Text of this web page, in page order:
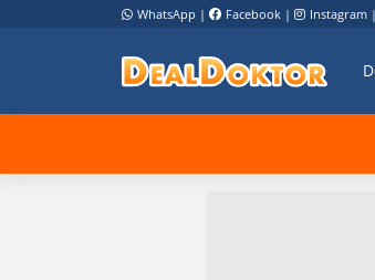
WhatsApp | Facebook | Instagram |